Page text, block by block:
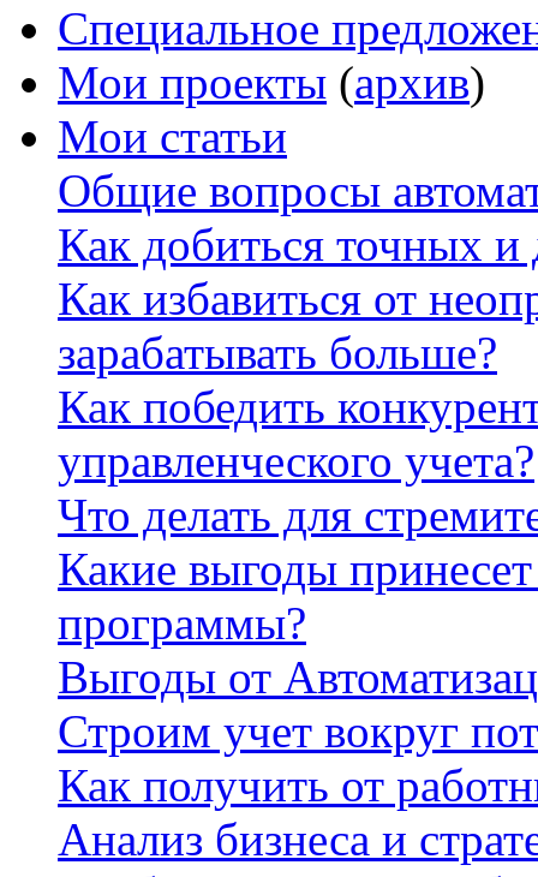
Специальное
Мои проекты (архив)
Мои статьи
Общие вопросы
Как добиться точных
Как избавиться от
зарабатывать больше?
Как победить
управленческого учета?
Что делать для
Какие выгоды
программы?
Выгоды от
Строим учет вокруг
Как получить от
Анализ бизнеса и